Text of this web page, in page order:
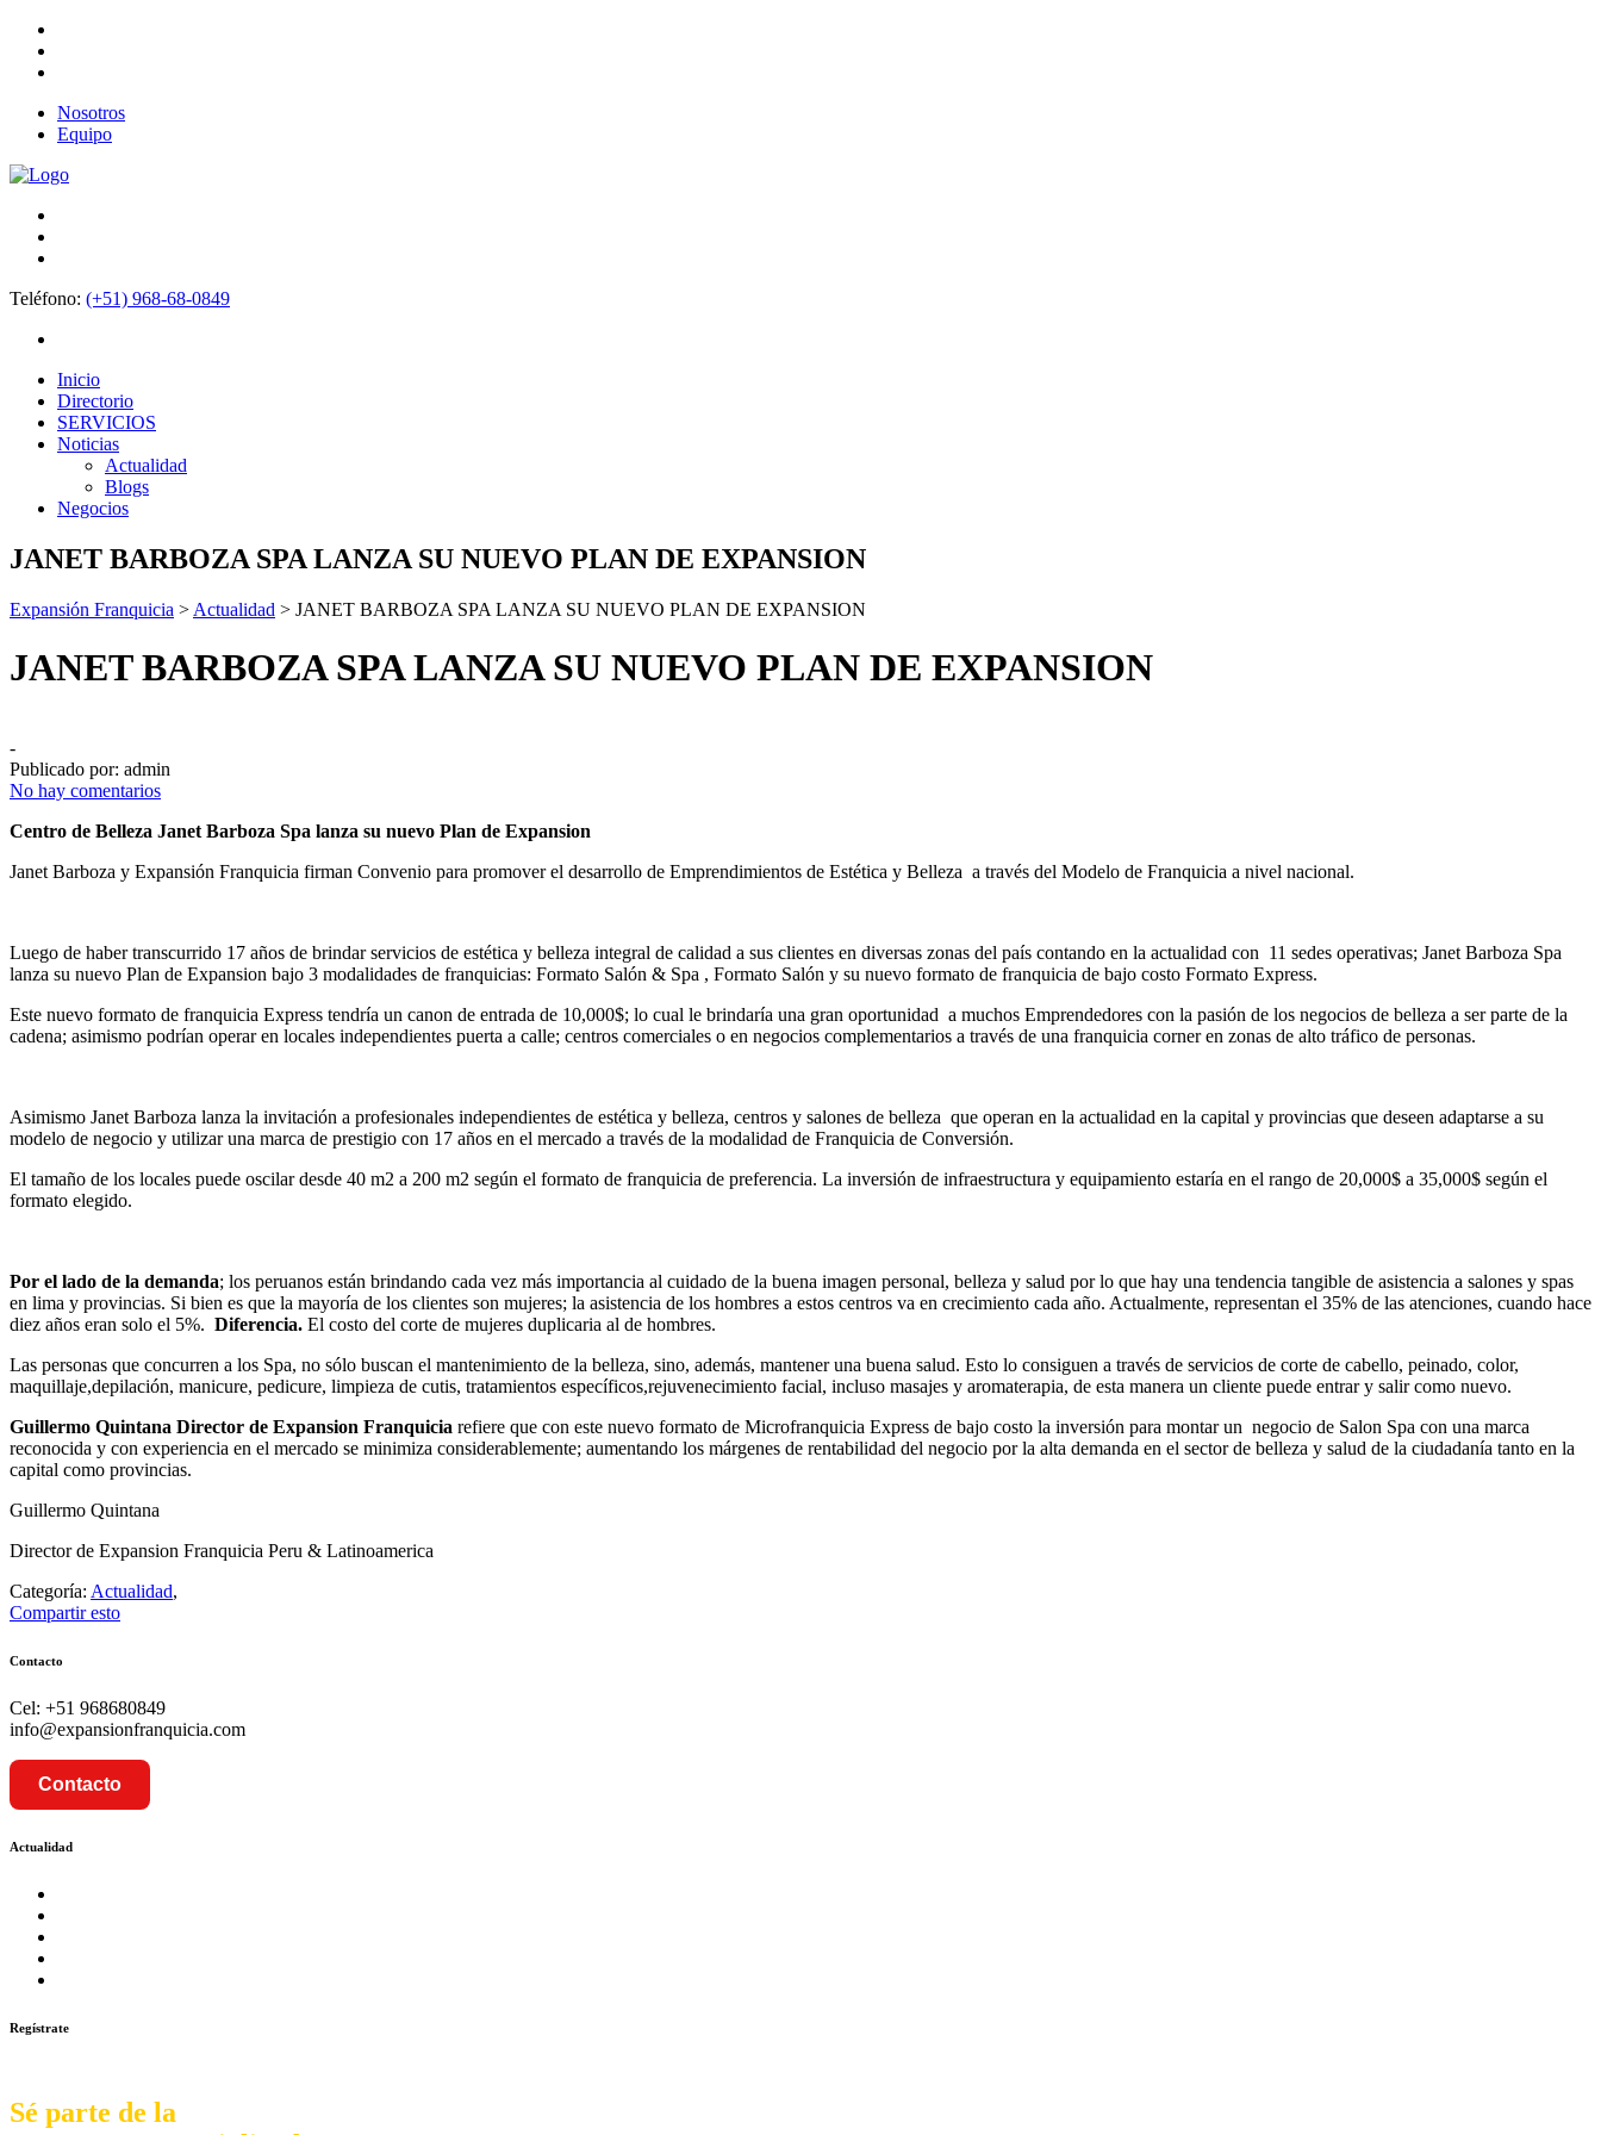
Nosotros
Equipo
Teléfono: (+51) 968-68-0849
Inicio
Directorio
SERVICIOS
Noticias
Actualidad
Blogs
Negocios
JANET BARBOZA SPA LANZA SU NUEVO PLAN DE EXPANSION
Expansión Franquicia > Actualidad > JANET BARBOZA SPA LANZA SU NUEVO PLAN DE EXPANSION
JANET BARBOZA SPA LANZA SU NUEVO PLAN DE EXPANSION
-
Publicado por: admin
No hay comentarios
Centro de Belleza Janet Barboza Spa lanza su nuevo Plan de Expansion
Janet Barboza y Expansión Franquicia firman Convenio para promover el desarrollo de Emprendimientos de Estética y Belleza a través del Modelo de Franquicia a nivel nacional.
Luego de haber transcurrido 17 años de brindar servicios de estética y belleza integral de calidad a sus clientes en diversas zonas del país contando en la actualidad con 11 sedes operativas; Janet Barboza Spa
lanza su nuevo Plan de Expansion bajo 3 modalidades de franquicias: Formato Salón & Spa , Formato Salón y su nuevo formato de franquicia de bajo costo Formato Express.
Este nuevo formato de franquicia Express tendría un canon de entrada de 10,000$; lo cual le brindaría una gran oportunidad a muchos Emprendedores con la pasión de los negocios de belleza a ser parte de la
cadena; asimismo podrían operar en locales independientes puerta a calle; centros comerciales o en negocios complementarios a través de una franquicia corner en zonas de alto tráfico de personas.
Asimismo Janet Barboza lanza la invitación a profesionales independientes de estética y belleza, centros y salones de belleza que operan en la actualidad en la capital y provincias que deseen adaptarse a su
modelo de negocio y utilizar una marca de prestigio con 17 años en el mercado a través de la modalidad de Franquicia de Conversión.
El tamaño de los locales puede oscilar desde 40 m2 a 200 m2 según el formato de franquicia de preferencia. La inversión de infraestructura y equipamiento estaría en el rango de 20,000$ a 35,000$ según el
formato elegido.
Por el lado de la demanda; los peruanos están brindando cada vez más importancia al cuidado de la buena imagen personal, belleza y salud por lo que hay una tendencia tangible de asistencia a salones y spas
en lima y provincias. Si bien es que la mayoría de los clientes son mujeres; la asistencia de los hombres a estos centros va en crecimiento cada año. Actualmente, representan el 35% de las atenciones, cuando hace
diez años eran solo el 5%. Diferencia. El costo del corte de mujeres duplicaria al de hombres.
Las personas que concurren a los Spa, no sólo buscan el mantenimiento de la belleza, sino, además, mantener una buena salud. Esto lo consiguen a través de servicios de corte de cabello, peinado, color,
maquillaje,depilación, manicure, pedicure, limpieza de cutis, tratamientos específicos,rejuvenecimiento facial, incluso masajes y aromaterapia, de esta manera un cliente puede entrar y salir como nuevo.
Guillermo Quintana Director de Expansion Franquicia refiere que con este nuevo formato de Microfranquicia Express de bajo costo la inversión para montar un negocio de Salon Spa con una marca
reconocida y con experiencia en el mercado se minimiza considerablemente; aumentando los márgenes de rentabilidad del negocio por la alta demanda en el sector de belleza y salud de la ciudadanía tanto en la
capital como provincias.
Guillermo Quintana
Director de Expansion Franquicia Peru & Latinoamerica
Categoría: Actualidad,
Compartir esto
Contacto
Cel: +51 968680849
info@expansionfranquicia.com
Contacto
Actualidad
Regístrate
Sé parte de la